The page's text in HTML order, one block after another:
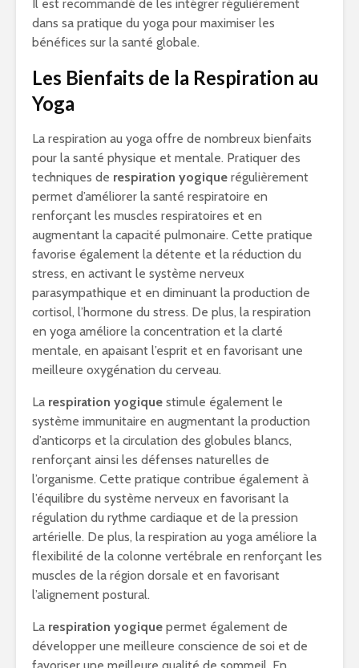
Il est recommandé de les intégrer régulièrement
dans sa pratique du yoga pour maximiser les
bénéfices sur la santé globale.
Les Bienfaits de la Respiration au
Yoga
La respiration au yoga offre de nombreux bienfaits
pour la santé physique et mentale. Pratiquer des
techniques de respiration yogique régulièrement
permet d’améliorer la santé respiratoire en
renforçant les muscles respiratoires et en
augmentant la capacité pulmonaire. Cette pratique
favorise également la détente et la réduction du
stress, en activant le système nerveux
parasympathique et en diminuant la production de
cortisol, l’hormone du stress. De plus, la respiration
en yoga améliore la concentration et la clarté
mentale, en apaisant l’esprit et en favorisant une
meilleure oxygénation du cerveau.
La respiration yogique stimule également le
système immunitaire en augmentant la production
d’anticorps et la circulation des globules blancs,
renforçant ainsi les défenses naturelles de
l’organisme. Cette pratique contribue également à
l’équilibre du système nerveux en favorisant la
régulation du rythme cardiaque et de la pression
artérielle. De plus, la respiration au yoga améliore la
flexibilité de la colonne vertébrale en renforçant les
muscles de la région dorsale et en favorisant
l’alignement postural.
La respiration yogique permet également de
développer une meilleure conscience de soi et de